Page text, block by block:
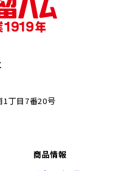
1丁目7番20号
商品情報